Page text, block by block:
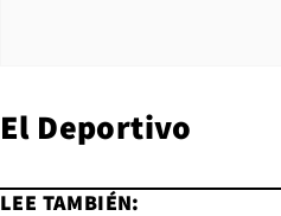
El Deportivo
LEE TAMBIÉN: